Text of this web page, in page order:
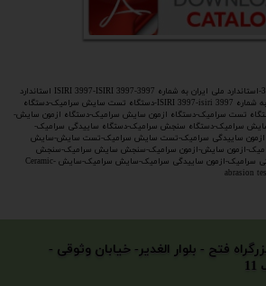
مطابق استاندارد ملی ایران به شماره 3997-استاندارد ملی ایران به شماره 3997-ISIRI 3997-ISIRI 3997 استاندارد
ملی ایران به شماره-استاندارد ملی ایران به شماره ISIRI 3997-isiri 3997-دستگاه تست سایش سرامیک-دستگاه
تست سرامیک-دستگاه ازمون سایش سرامیک-دستگاه ازمون سایش-
سرامیک-دستگاه سنجش سرامیک-دستگاه ساییدگی سرامیک-
ازمون ساییدگی سرامیک-تست سایش سرامیک-تست سایش-سایش
ازمون سایش-ازمون سرامیک-سنجش سایش سرامیک-سنجش
سرامیک-ساییدگی سرامیک-تست ساییدگی سرامیک-ازمون ساییدگی سرامیک-سایش سرامیک-سایش -Ceramic
abrasion
- کیلومتر 5 بزرگراه فتح - بلوار الغدیر- خیابان وثوقی -